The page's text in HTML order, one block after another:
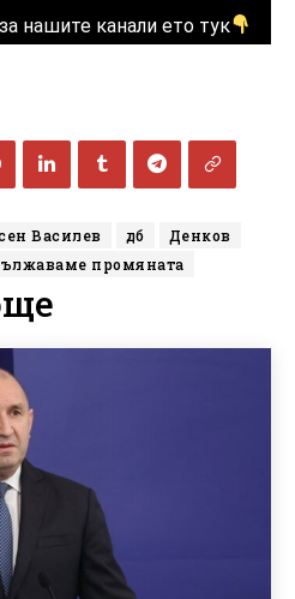
нашите канали ето тук
Василев дб
Денков
промяната